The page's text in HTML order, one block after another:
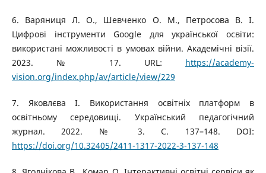
6. Варяниця Л. О., Шевченко О. М., Петросова В. І.
Цифрові інструменти Google для української освіти:
використані можливості в умовах війни. Академічні візії.
2023. № 17. URL: https://academy-
vision.org/index.php/av/article/view/229
7. Яковлєва І. Використання освітніх платформ в
освітньому середовищі. Український педагогічний
журнал. 2022. № 3. С. 137–148. DOI:
https://doi.org/10.32405/2411-1317-2022-3-137-148